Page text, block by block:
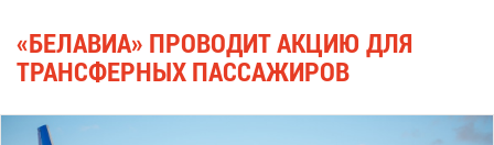
«БЕ­ЛА­ВИА» ПРО­ВО­ДИТ АК­ЦИЮ ДЛЯ
ТРАНС­ФЕР­НЫХ ПАС­СА­ЖИ­РОВ